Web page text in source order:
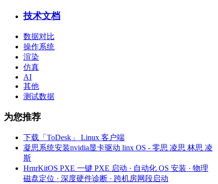
技术文档
数据对比
操作系统
渲染
仿真
AI
其他
测试数据
为您推荐
下载「ToDesk」 Linux 客户端
凝思系统安装nvidia显卡驱动 linx OS - 零思 凌思 林思 凌
斯
HrnrKitOS PXE 一键 PXE 启动 · 自动化 OS 安装 · 物理
磁盘定位 · 深度硬件诊断 · 跨机房网段启动